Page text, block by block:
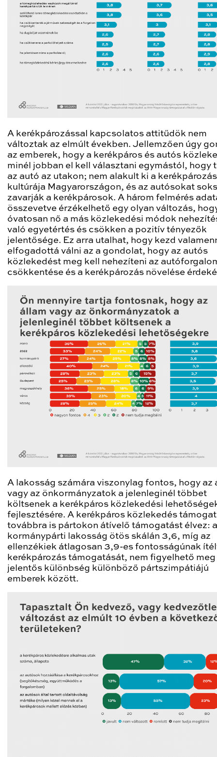
A kerékpározással kapcsolatos attitűdök nem
változtak az elmúlt években. Jellemzően úgy
az emberek, hogy a kerékpáros és autós
minél jobban el kell választani egymástól, hogy
az autó az utakon; nem alakult ki a kerékpározás
kultúrája Magyarországon, és az autósokat
zavarják a kerékpárosok. A három felmérés
összevetve érzékelhető egy olyan változás,
óvatosan nő a más közlekedési módok
való egyetértés és csökken a pozitív tényezők
jelentősége. Ez arra utalhat, hogy kezd
elfogadottá válni az a gondolat, hogy az autós
közlekedést meg kell nehezíteni az
csökkentése és a kerékpározás növelése
A lakosság számára viszonylag fontos, hogy az
vagy az önkormányzatok a jelenleginél többet
költsenek a kerékpáros közlekedési
fejlesztésére. A kerékpáros közlekedés
továbbra is pártokon átívelő támogatást élvez: a
kormánypárti lakosság ötös skálán 3,6, míg az
ellenzékiek átlagosan 3,9-es fontosságúnak
kerékpározás támogatását, nem figyelhető meg
jelentős különbség különböző pártszimpátiájú
emberek között.